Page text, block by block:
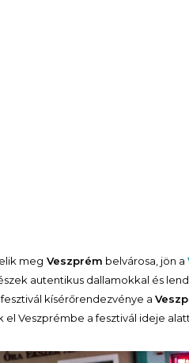
meg Veszprém belvárosa, jön a
autentikus dallamokkal és
kísérőrendezvénye a
Veszprémbe a fesztivál ideje alatt.